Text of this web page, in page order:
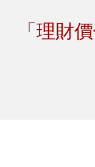
Skip to main content
「理財